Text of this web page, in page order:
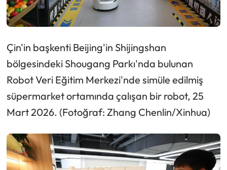
Çin'in başkenti Beijing'in Shijingshan
bölgesindeki Shougang Parkı'nda bulunan
Robot Veri Eğitim Merkezi'nde simüle edilmiş
süpermarket ortamında çalışan bir robot, 25
Mart 2026. (Fotoğraf: Zhang Chenlin/Xinhua)